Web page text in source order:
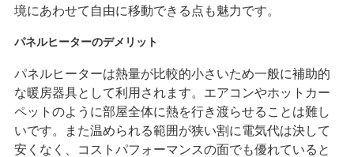
境にあわせて自由に移動できる点も魅力です。
パネルヒーターのデメリット
パネルヒーターは熱量が比較的小さいため一般に補助的
な暖房器具として利用されます。エアコンやホットカー
ペットのように部屋全体に熱を行き渡らせることは難し
いです。また温められる範囲が狭い割に電気代は決して
安くなく、コストパフォーマンスの面でも優れていると